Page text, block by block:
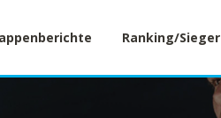
Ranking/Sieger